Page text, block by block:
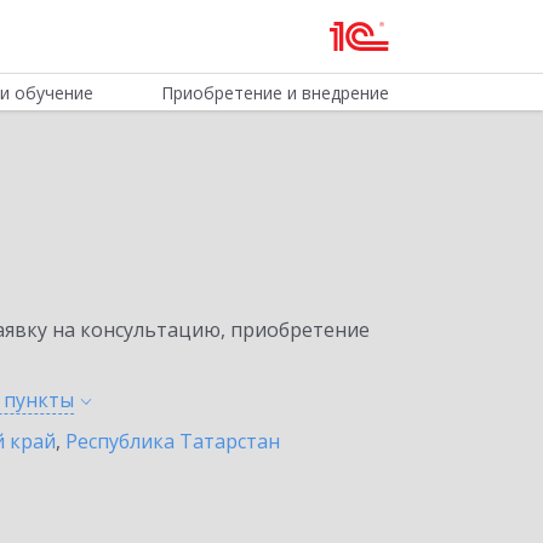
обучение Приобретение и внедрение
на консультацию, приобретение
пункты
край, Республика Татарстан